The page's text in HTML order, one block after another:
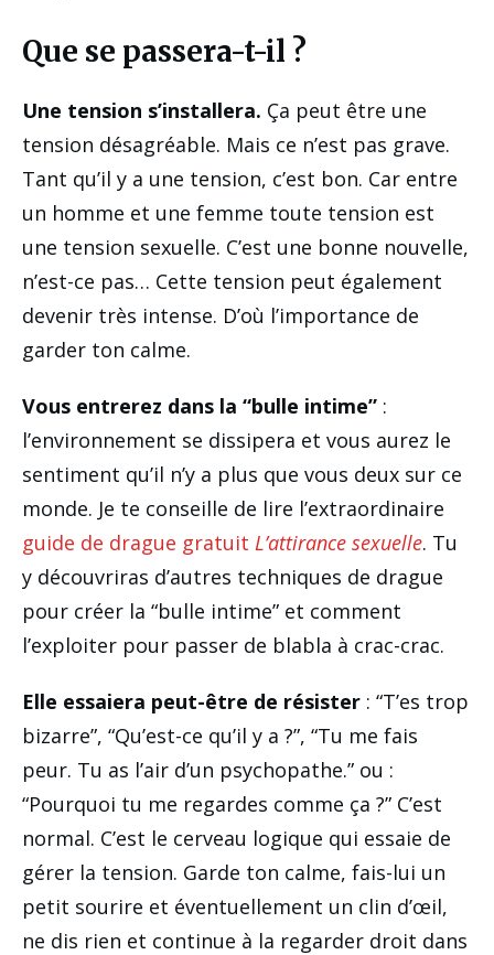
Que se passera-t-il ?
Une tension s’installera. Ça peut être une
tension désagréable. Mais ce n’est pas grave.
Tant qu’il y a une tension, c’est bon. Car entre
un homme et une femme toute tension est
une tension sexuelle. C’est une bonne nouvelle,
n’est-ce pas… Cette tension peut également
devenir très intense. D’où l’importance de
garder ton calme.
Vous entrerez dans la “bulle intime” :
l’environnement se dissipera et vous aurez le
sentiment qu’il n’y a plus que vous deux sur ce
monde. Je te conseille de lire l’extraordinaire
guide de drague gratuit L’attirance sexuelle. Tu
y découvriras d’autres techniques de drague
pour créer la “bulle intime” et comment
l’exploiter pour passer de blabla à crac-crac.
Elle essaiera peut-être de résister : “T’es trop
bizarre”, “Qu’est-ce qu’il y a ?”, “Tu me fais
peur. Tu as l’air d’un psychopathe.” ou :
“Pourquoi tu me regardes comme ça ?” C’est
normal. C’est le cerveau logique qui essaie de
gérer la tension. Garde ton calme, fais-lui un
petit sourire et éventuellement un clin d’œil,
ne dis rien et continue à la regarder droit dans